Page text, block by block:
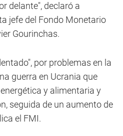
delante", declaró a
jefe del Fondo Monetario
Gourinchas.
por problemas en la
guerra en Ucrania que
y alimentaria y
seguida de un aumento de
el FMI.